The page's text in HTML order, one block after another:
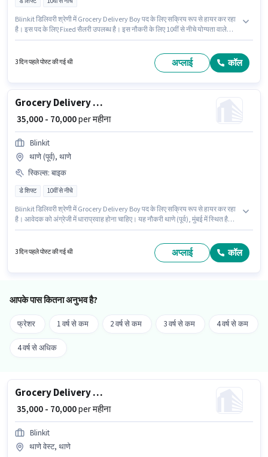
Blinkit डिलिवरी श्रेणी में Grocery Delivery Boy पद के लिए सक्रिय रूप से हायर कर रहा
है। इस पद के लिए Fixed सैलरी उपलब्ध है। इस नौकरी के लिए 10वीं से नीचे योग्यता वाले
3 दिन पहले पोस्ट की गई थी अप्लाई कॉल
Grocery Delivery Boy
₹ 35,000 - 70,000per महीना
Blinkit
थाणे (पूर्व), थाणे
स्किल्स: बाइक
डे शिफ्ट 10वीं से नीचे
Blinkit डिलिवरी श्रेणी में Grocery Delivery Boy पद के लिए सक्रिय रूप से हायर कर रहा
है। आवेदक को अंग्रेजी में धाराप्रवाह होना चाहिए। यह नौकरी थाणे (पूर्व), मुंबई में स्थित है।
मिलती है।
3 दिन पहले पोस्ट की गई थी अप्लाई कॉल
आपके पास कितना अनुभव है?
फ्रेशर 1 वर्ष से कम 2 वर्ष से कम 3 वर्ष से कम 4 वर्ष से कम
4 वर्ष से अधिक
Grocery Delivery Boy
₹ 35,000 - 70,000per महीना
Blinkit
थाणे वेस्ट, थाणे